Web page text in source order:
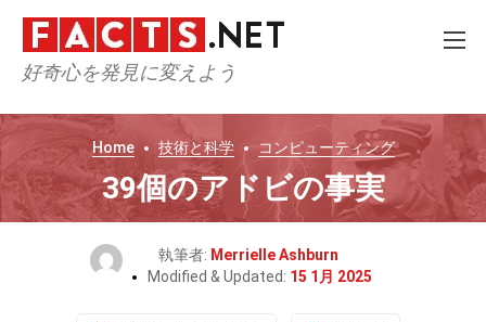
好奇心を発見に変えよう
Home 技術と科学 コンピューティング
39個のアドビの事実
執筆者: Merrielle Ashburn
Modified & Updated: 15 1月 2025